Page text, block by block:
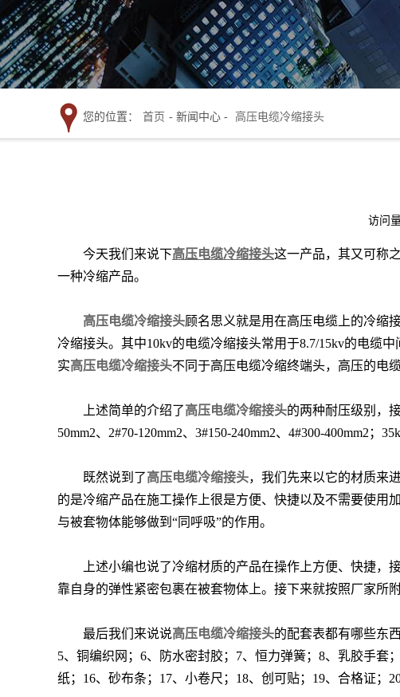
您的位置： 首页 - 新闻中心 - 高压电缆冷缩接头
访问
今天我们来说下高压电缆冷缩接头这一产品，其又可称
一种冷缩产品。
高压电缆冷缩接头顾名思义就是用在高压电缆上的冷缩
冷缩接头。其中10kv的电缆冷缩接头常用于8.7/15kv的电缆
实高压电缆冷缩接头不同于高压电缆冷缩终端头，高压的电
上述简单的介绍了高压电缆冷缩接头的两种耐压级别，
50mm2、2#70-120mm2、3#150-240mm2、4#300-400mm2；
既然说到了高压电缆冷缩接头，我们先来以它的材质来
的是冷缩产品在施工操作上很是方便、快捷以及不需要使用
与被套物体能够做到 “同呼吸”的作用。
上述小编也说了冷缩材质的产品在操作上方便、快捷
靠自身的弹性紧密包裹在被套物体上。接下来就按照厂家所
最后我们来说说高压电缆冷缩接头的配套表都有哪些东
5、铜编织网；6、防水密封胶；7、恒力弹簧；8、乳胶手套
纸； 16、砂布条； 17、小卷尺； 18、创可贴； 19、合格证；